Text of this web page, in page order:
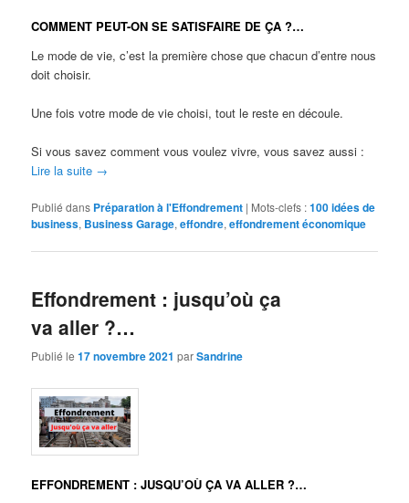
COMMENT PEUT-ON SE SATISFAIRE DE ÇA ?…
Le mode de vie, c’est la première chose que chacun d’entre nous
doit choisir.
Une fois votre mode de vie choisi, tout le reste en découle.
Si vous savez comment vous voulez vivre, vous savez aussi :
Lire la suite →
Publié dans Préparation à l'Effondrement | Mots-clefs :100 idées de
business, Business Garage,effondre,effondrement économique
Effondrement : jusqu’où ça
va aller ?…
Publié le17 novembre 2021 parSandrine
EFFONDREMENT : JUSQU’OÙ ÇA VA ALLER ?…